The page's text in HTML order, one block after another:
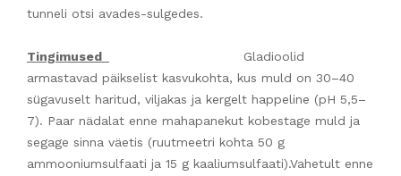
tunneli otsi avades-sulgedes.
Tingimused
Gladioolid
armastavad päikselist kasvukohta, kus muld on 30–40
sügavuselt haritud, viljakas ja kergelt happeline (pH 5,5–
7). Paar nädalat enne mahapanekut kobestage muld ja
segage sinna väetis (ruutmeetri kohta 50 g
ammooniumsulfaati ja 15 g kaaliumsulfaati).Vahetult enne